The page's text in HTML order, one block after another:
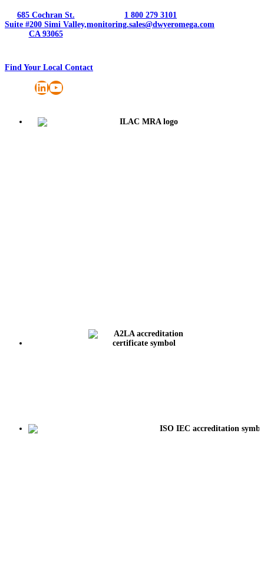
685 Cochran St.
Suite #200 Simi Valley,
CA 93065
1 800 279 3101
monitoring.sales@dwyeromega.com
Find Your Local Contact
LinkedIn
YouTube